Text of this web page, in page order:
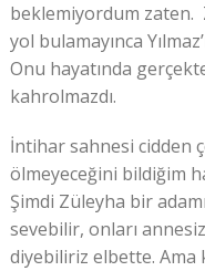
beklemiyordum
yol bulamayınca
Onu hayatında
kahrolmazdı.
İntihar sahnesi cidden
ölmeyeceğini bildiğim
Şimdi Züleyha bir
sevebilir, onları
diyebiliriz elbette. Ama